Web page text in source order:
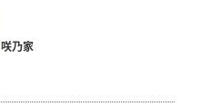
咲乃家